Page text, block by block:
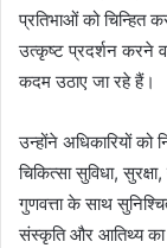
प्रतिभाओं को चिन्हित
उत्कृष्ट प्रदर्शन करने
कदम उठाए जा रहे हैं।
उन्होंने अधिकारियों को
चिकित्सा सुविधा,
गुणवत्ता के साथ
संस्कृति और आतिथ्य का